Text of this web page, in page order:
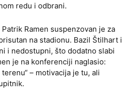
redu i odbrani.
Ramen suspenzovan je za
na stadionu. Bazil Štilhart i
i nedostupni, što dodatno slabi
je na konferenciji naglasio:
– motivacija je tu, ali